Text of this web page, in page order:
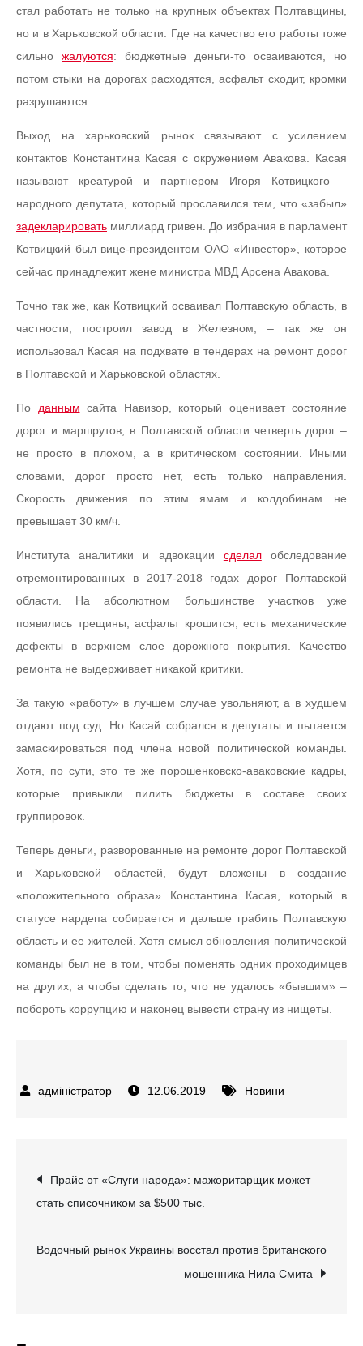
стал работать не только на крупных объектах Полтавщины,
но и в Харьковской области. Где на качество его работы тоже
сильно жалуются: бюджетные деньги-то осваиваются, но
потом стыки на дорогах расходятся, асфальт сходит, кромки
разрушаются.
Выход на харьковский рынок связывают с усилением
контактов Константина Касая с окружением Авакова. Касая
называют креатурой и партнером Игоря Котвицкого –
народного депутата, который прославился тем, что «забыл»
задекларировать миллиард гривен. До избрания в парламент
Котвицкий был вице-президентом ОАО «Инвестор», которое
сейчас принадлежит жене министра МВД Арсена Авакова.
Точно так же, как Котвицкий осваивал Полтавскую область, в
частности, построил завод в Железном, – так же он
использовал Касая на подхвате в тендерах на ремонт дорог
в Полтавской и Харьковской областях.
По данным сайта Навизор, который оценивает состояние
дорог и маршрутов, в Полтавской области четверть дорог –
не просто в плохом, а в критическом состоянии. Иными
словами, дорог просто нет, есть только направления.
Скорость движения по этим ямам и колдобинам не
превышает 30 км/ч.
Института аналитики и адвокации сделалобследование
отремонтированных в 2017-2018 годах дорог Полтавской
области. На абсолютном большинстве участков уже
появились трещины, асфальт крошится, есть механические
дефекты в верхнем слое дорожного покрытия. Качество
ремонта не выдерживает никакой критики.
За такую «работу» в лучшем случае увольняют, а в худшем
отдают под суд. Но Касай собрался в депутаты и пытается
замаскироваться под члена новой политической команды.
Хотя, по сути, это те же порошенковско-аваковские кадры,
которые привыкли пилить бюджеты в составе своих
группировок.
Теперь деньги, разворованные на ремонте дорог Полтавской
и Харьковской областей, будут вложены в создание
«положительного образа» Константина Касая, который в
статусе нардепа собирается и дальше грабить Полтавскую
область и ее жителей. Хотя смысл обновления политической
команды был не в том, чтобы поменять одних проходимцев
на других, а чтобы сделать то, что не удалось «бывшим» –
побороть коррупцию и наконец вывести страну из нищеты.
12.06.2019 Новини
Навігація
записів
Прайс от «Слуги народа»: мажоритарщик может
стать списочником за $500 тыс.
Водочный рынок Украины восстал против британского
мошенника Нила Смита